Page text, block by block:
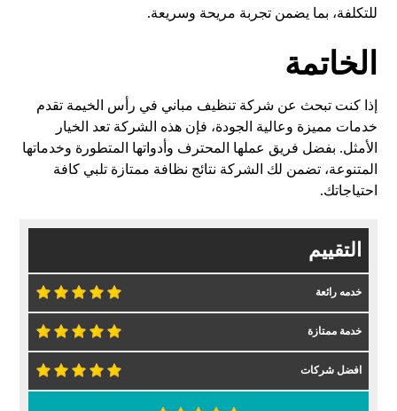
للتكلفة، بما يضمن تجربة مريحة وسريعة.
الخاتمة
إذا كنت تبحث عن شركة تنظيف مباني في رأس الخيمة تقدم
خدمات مميزة وعالية الجودة، فإن هذه الشركة تعد الخيار
الأمثل. بفضل فريق عملها المحترف وأدواتها المتطورة وخدماتها
المتنوعة، تضمن لك الشركة نتائج نظافة ممتازة تلبي كافة
احتياجاتك.
التقييم
خدمه رائعة
خدمة ممتازة
افضل شركات